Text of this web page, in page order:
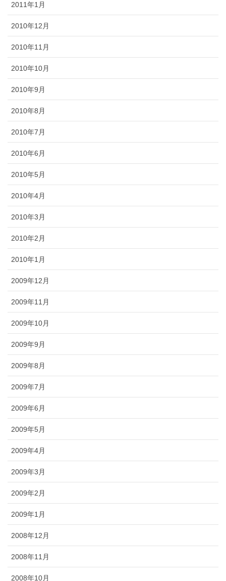
2011年1月
2010年12月
2010年11月
2010年10月
2010年9月
2010年8月
2010年7月
2010年6月
2010年5月
2010年4月
2010年3月
2010年2月
2010年1月
2009年12月
2009年11月
2009年10月
2009年9月
2009年8月
2009年7月
2009年6月
2009年5月
2009年4月
2009年3月
2009年2月
2009年1月
2008年12月
2008年11月
2008年10月